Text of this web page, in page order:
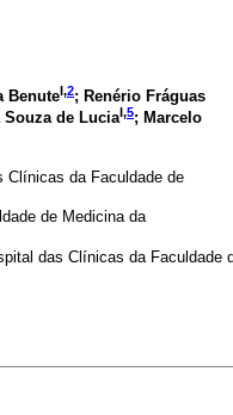
BenuteI,2; Renério Fráguas
Souza de LuciaI,5; Marcelo
Clínicas da Faculdade de
de Medicina da
das Clínicas da Faculdade